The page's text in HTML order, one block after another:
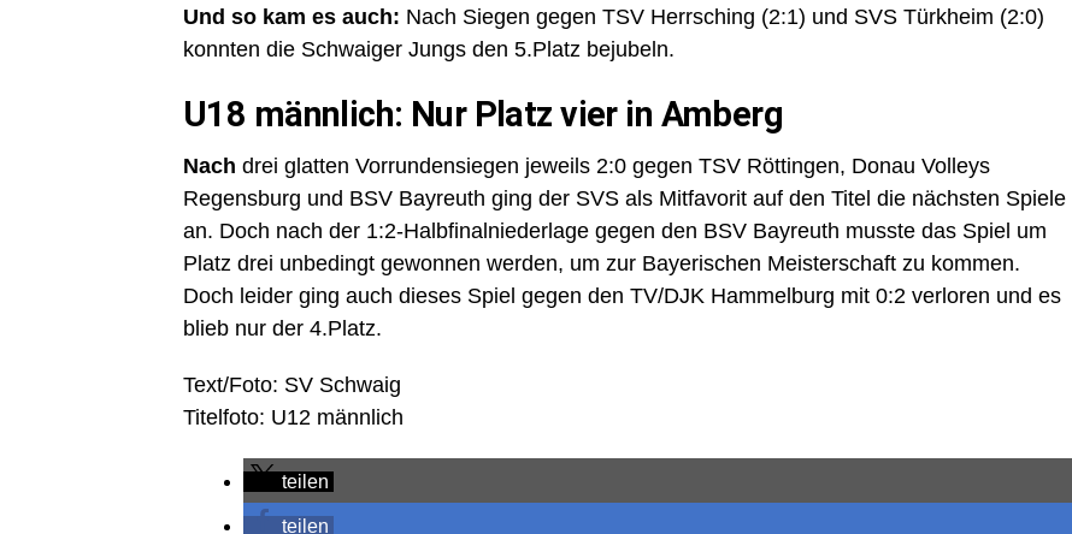
Und so kam es auch: Nach Siegen gegen TSV Herrsching (2:1) und SVS Türkheim (2:0)
konnten die Schwaiger Jungs den 5.Platz bejubeln.
U18 männlich: Nur Platz vier in Amberg
Nach drei glatten Vorrundensiegen jeweils 2:0 gegen TSV Röttingen, Donau Volleys
Regensburg und BSV Bayreuth ging der SVS als Mitfavorit auf den Titel die nächsten Spiele
an. Doch nach der 1:2-Halbfinalniederlage gegen den BSV Bayreuth musste das Spiel um
Platz drei unbedingt gewonnen werden, um zur Bayerischen Meisterschaft zu kommen.
Doch leider ging auch dieses Spiel gegen den TV/DJK Hammelburg mit 0:2 verloren und es
blieb nur der 4.Platz.
Text/Foto: SV Schwaig
Titelfoto: U12 männlich
teilen
teilen